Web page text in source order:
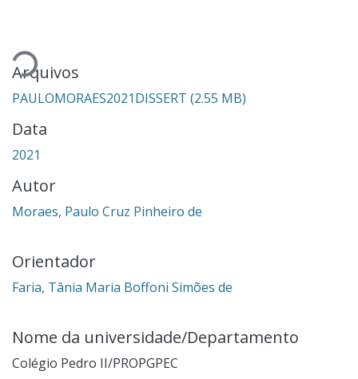
Carregando...
Arquivos
PAULOMORAES2021DISSERT (2.55 MB)
Data
2021
Autor
Moraes, Paulo Cruz Pinheiro de
Orientador
Faria, Tânia Maria Boffoni Simões de
Nome da universidade/Departamento
Colégio Pedro II/PROPGPEC